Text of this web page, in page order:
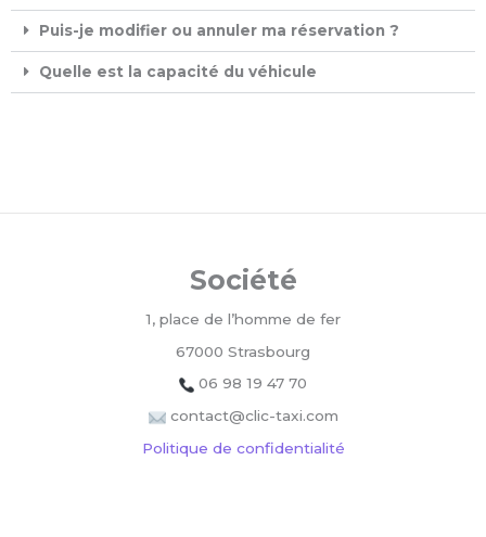
Puis-je modifier ou annuler ma réservation ?
Quelle est la capacité du véhicule
Société
1, place de l’homme de fer
67000 Strasbourg
06 98 19 47 70
contact@clic-taxi.com
Politique de confidentialité